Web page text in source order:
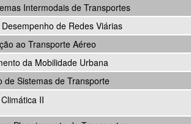
Intermodais de Transportes
de Redes Viárias
ao Transporte Aéreo
da Mobilidade Urbana
de Sistemas de Transporte
II